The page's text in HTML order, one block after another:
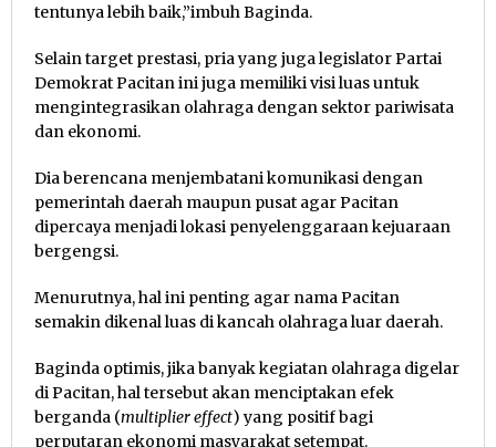
tentunya lebih baik,”imbuh Baginda.
Selain target prestasi, pria yang juga legislator Partai
Demokrat Pacitan ini juga memiliki visi luas untuk
mengintegrasikan olahraga dengan sektor pariwisata
dan ekonomi.
Dia berencana menjembatani komunikasi dengan
pemerintah daerah maupun pusat agar Pacitan
dipercaya menjadi lokasi penyelenggaraan kejuaraan
bergengsi.
Menurutnya, hal ini penting agar nama Pacitan
semakin dikenal luas di kancah olahraga luar daerah.
Baginda optimis, jika banyak kegiatan olahraga digelar
di Pacitan, hal tersebut akan menciptakan efek
berganda (multiplier effect) yang positif bagi
perputaran ekonomi masyarakat setempat.